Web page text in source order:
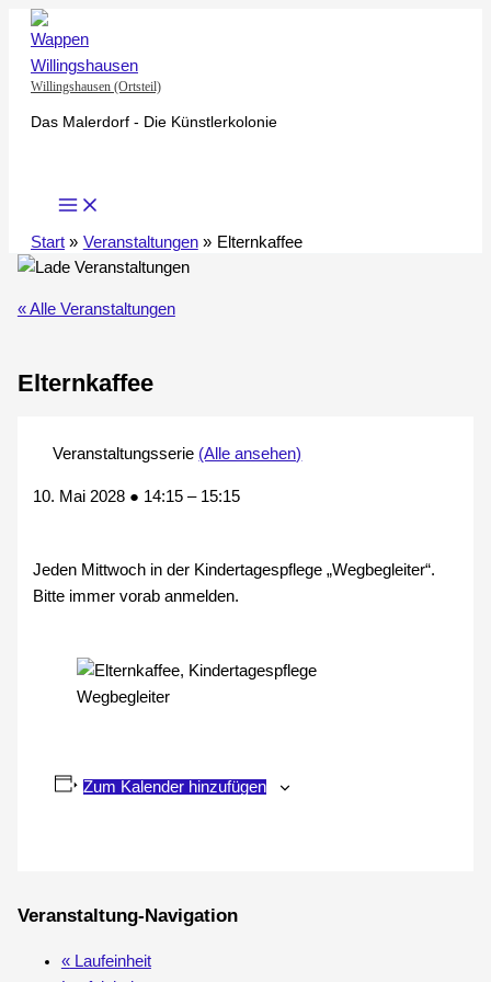
Zum
Inhalt
springen
Willingshausen (Ortsteil)
Das Malerdorf - Die Künstlerkolonie
Start Veranstaltungen Elternkaffee
« Alle Veranstaltungen
Elternkaffee
Veranstaltungsserie (Alle ansehen)
10. Mai 2028 ● 14:15– 15:15
Jeden Mittwoch in der Kindertagespflege „Wegbegleiter“.
Bitte immer vorab anmelden.
Zum Kalender hinzufügen
Veranstaltung-Navigation
«Laufeinheit